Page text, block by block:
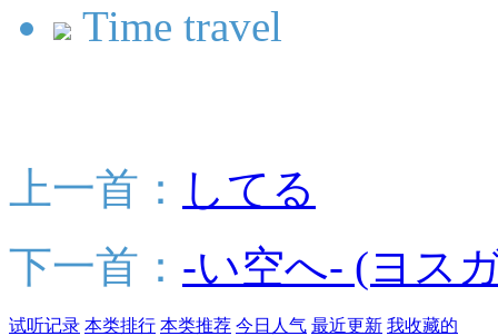
Time travel
上一首： してる
下一首： -い空へ- (ヨス
试听记录 本类排行 本类推荐 今日人气 最近更新 我收藏的